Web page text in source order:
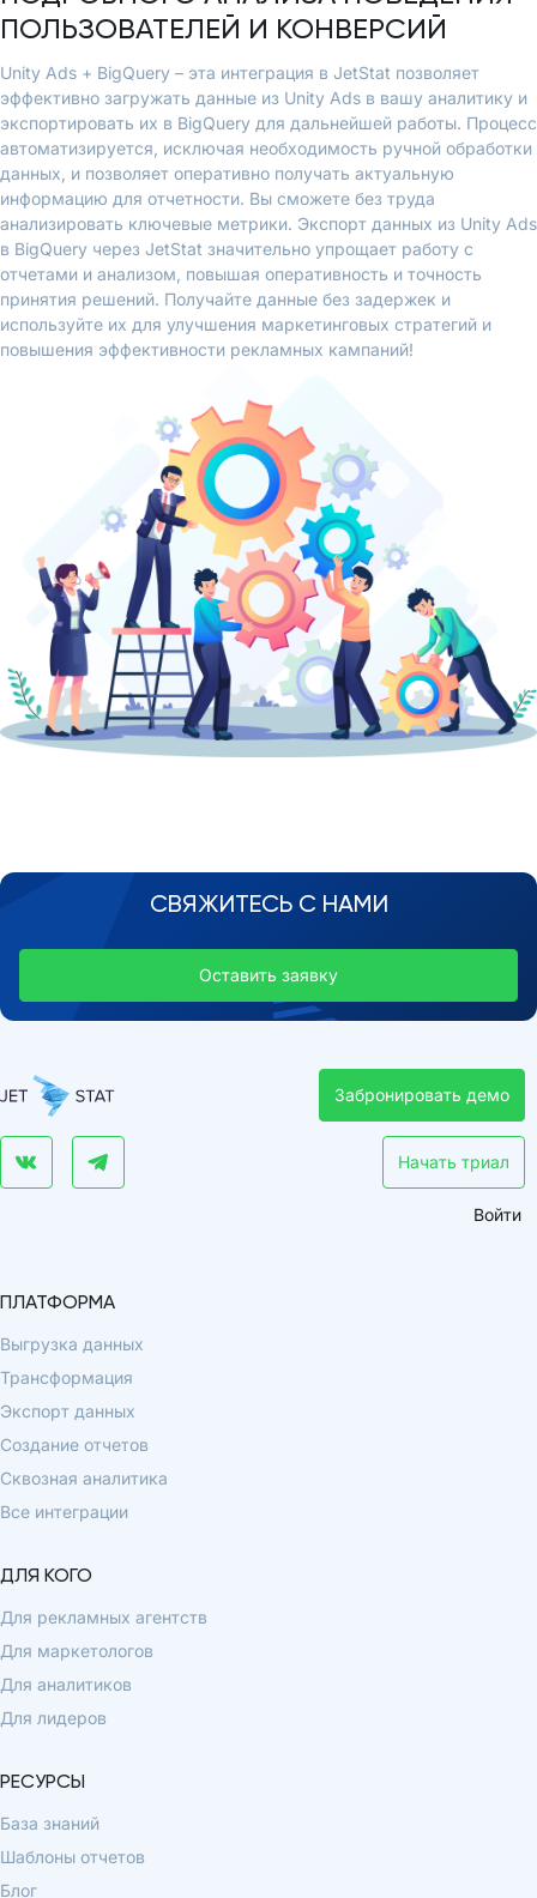
ПОЛЬЗОВАТЕЛЕЙ И КОНВЕРСИЙ
Unity Ads + BigQuery – эта интеграция в JetStat позволяет
эффективно загружать данные из Unity Ads в вашу аналитику и
экспортировать их в BigQuery для дальнейшей работы. Процесс
автоматизируется, исключая необходимость ручной обработки
данных, и позволяет оперативно получать актуальную
информацию для отчетности. Вы сможете без труда
анализировать ключевые метрики. Экспорт данных из Unity Ads
в BigQuery через JetStat значительно упрощает работу с
отчетами и анализом, повышая оперативность и точность
принятия решений. Получайте данные без задержек и
используйте их для улучшения маркетинговых стратегий и
повышения эффективности рекламных кампаний!
СВЯЖИТЕСЬ С НАМИ
Оставить заявку
Забронировать демо
Начать триал
Войти
ПЛАТФОРМА
Выгрузка данных
Трансформация
Экспорт данных
Создание отчетов
Сквозная аналитика
Все интеграции
ДЛЯ КОГО
Для рекламных агентств
Для маркетологов
Для аналитиков
Для лидеров
РЕСУРСЫ
База знаний
Шаблоны отчетов
Блог